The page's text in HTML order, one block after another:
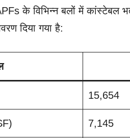
के विभिन्न बलों में कांस्टेबल
दिया गया है:
15,654
7,145